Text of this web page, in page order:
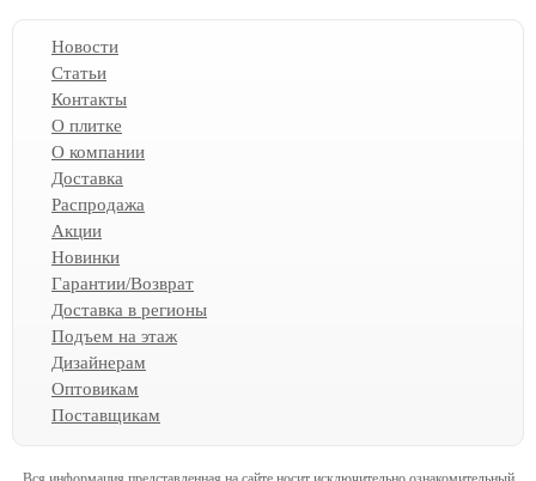
Новости
Статьи
Контакты
О плитке
О компании
Доставка
Распродажа
Акции
Новинки
Гарантии/Возврат
Доставка в регионы
Подъем на этаж
Дизайнерам
Оптовикам
Поставщикам